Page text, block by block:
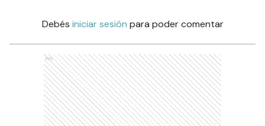
Debés iniciar sesión para poder comentar
Ads